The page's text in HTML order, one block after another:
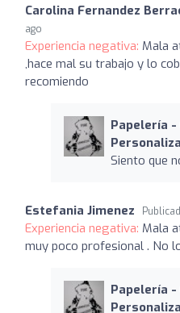
Carolina Fernandez
ago
Experiencia negativa: Mala
,hace mal su trabajo y lo
recomiendo
Papelería
Siento que
Estefania Jimenez
Experiencia negativa: Mala
muy poco profesional . No
Papelería